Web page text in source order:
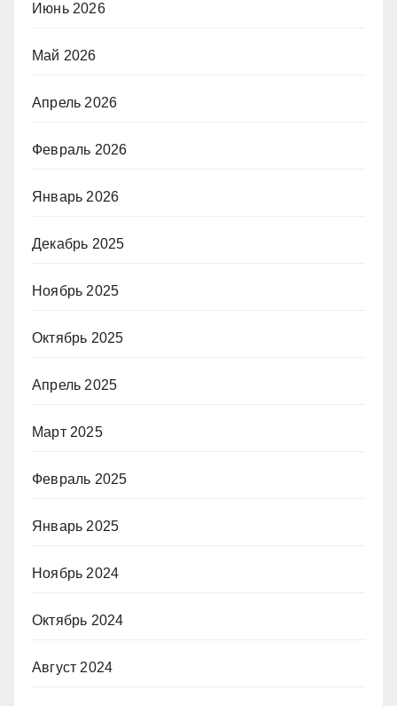
Июнь 2026
Май 2026
Апрель 2026
Февраль 2026
Январь 2026
Декабрь 2025
Ноябрь 2025
Октябрь 2025
Апрель 2025
Март 2025
Февраль 2025
Январь 2025
Ноябрь 2024
Октябрь 2024
Август 2024